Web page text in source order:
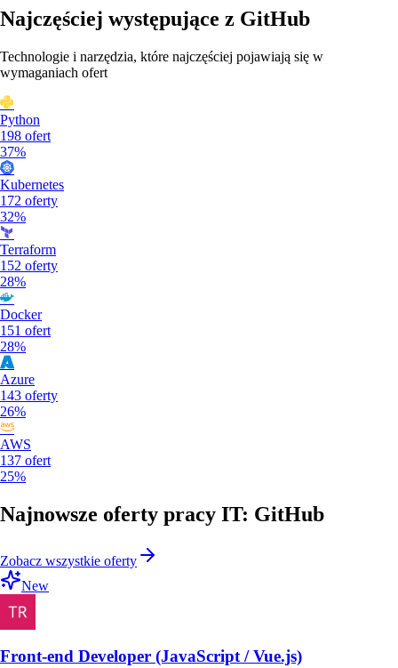
Najczęściej występujące z GitHub
Technologie i narzędzia, które najczęściej pojawiają się w
wymaganiach ofert
Python
198 ofert
37%
Kubernetes
172 oferty
32%
Terraform
152 oferty
28%
Docker
151 ofert
28%
Azure
143 oferty
26%
AWS
137 ofert
25%
Najnowsze oferty pracy IT: GitHub
Zobacz wszystkie oferty
New
Front-end Developer (JavaScript / Vue.js)